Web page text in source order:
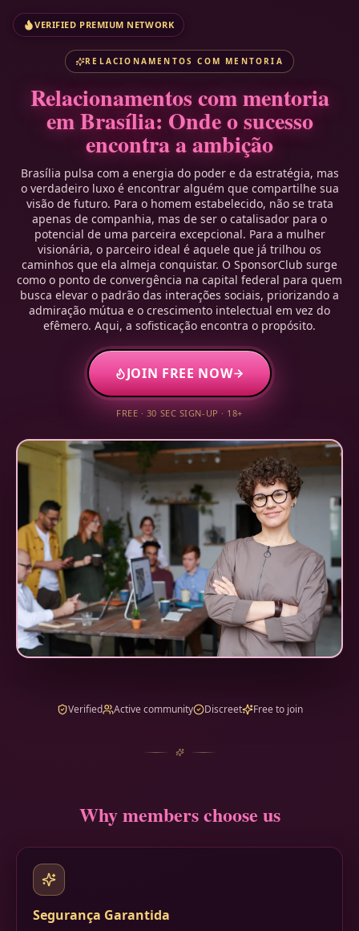
VERIFIED PREMIUM NETWORK
RELACIONAMENTOS COM MENTORIA
Relacionamentos com mentoria
em Brasília: Onde o sucesso
encontra a ambição
Brasília pulsa com a energia do poder e da estratégia, mas
o verdadeiro luxo é encontrar alguém que compartilhe sua
visão de futuro. Para o homem estabelecido, não se trata
apenas de companhia, mas de ser o catalisador para o
potencial de uma parceira excepcional. Para a mulher
visionária, o parceiro ideal é aquele que já trilhou os
caminhos que ela almeja conquistar. O SponsorClub surge
como o ponto de convergência na capital federal para quem
busca elevar o padrão das interações sociais, priorizando a
admiração mútua e o crescimento intelectual em vez do
efêmero. Aqui, a sofisticação encontra o propósito.
JOIN FREE NOW
FREE · 30 SEC SIGN-UP · 18+
Verified Active community Discreet Free to join
Why members choose us
Segurança Garantida